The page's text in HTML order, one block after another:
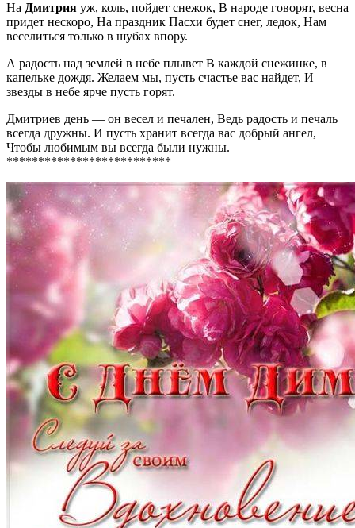
На Дмитрия уж, коль, пойдет снежок, В народе говорят, весна
придет нескоро, На праздник Пасхи будет снег, ледок, Нам
веселиться только в шубах впору.
А радость над землей в небе плывет В каждой снежинке, в
капельке дождя. Желаем мы, пусть счастье вас найдет, И
звезды в небе ярче пусть горят.
Дмитриев день — он весел и печален, Ведь радость и печаль
всегда дружны. И пусть хранит всегда вас добрый ангел,
Чтобы любимым вы всегда были нужны.
**************************